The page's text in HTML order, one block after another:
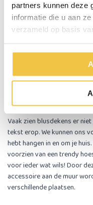
partners kunnen deze
informatie die u aan
verzameld op basis
Deze blusdeken heeft een
van geweven glasvezel
formaat van 1.20m bij
EN-keuring
De blusdekens van
Trendy uitvoeringen
Vaak zien blusdekens er
tekst erop. We kunnen ons
hebt hangen in en om je
voorzien van een trendy
voor ieder wat wils! Door
accessoire aan de muur
verschillende plaatsen.